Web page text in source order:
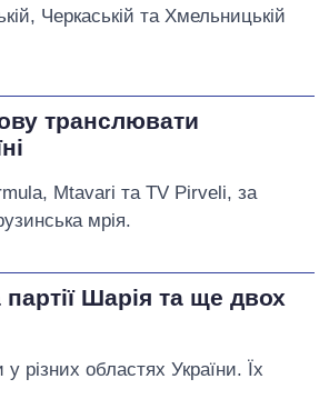
Черкаській та Хмельницькій
транслювати
Mtavari та TV Pirveli, за
мрія.
Шарія та ще двох
різних областях України. Їх